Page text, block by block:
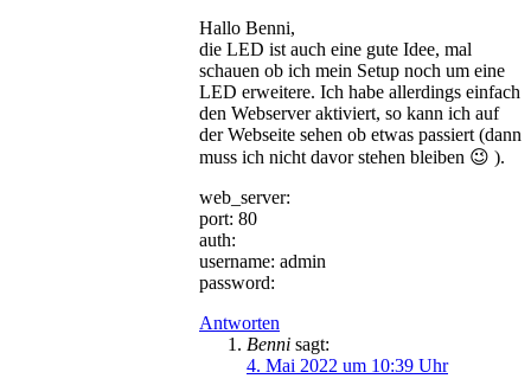
Hallo Benni,
die LED ist auch eine gute Idee, mal
schauen ob ich mein Setup noch um eine
LED erweitere. Ich habe allerdings einfach
den Webserver aktiviert, so kann ich auf
der Webseite sehen ob etwas passiert (dann
muss ich nicht davor stehen bleiben 😉 ).
web_server:
port: 80
auth:
username: admin
password:
Antworten
Benni sagt:
4. Mai 2022 um 10:39 Uhr